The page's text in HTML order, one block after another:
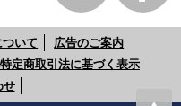
いて
広告のご案内
特定商取引法に基づく表示
せ